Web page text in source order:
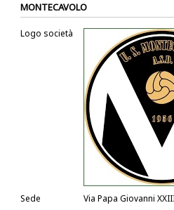
MONTECAVOLO
Logo società
Sede
Via Papa Giovanni